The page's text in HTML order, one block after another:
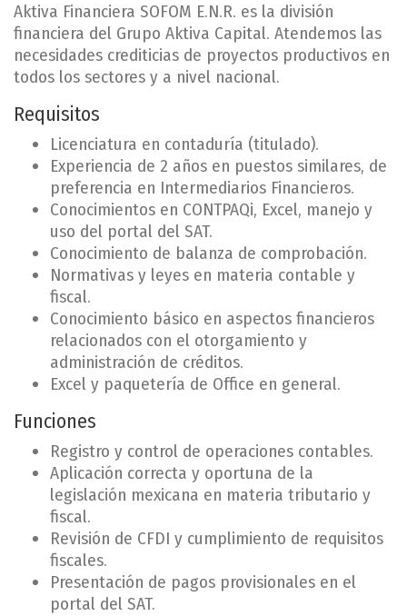
Aktiva Financiera SOFOM E.N.R. es la división
financiera del Grupo Aktiva Capital. Atendemos las
necesidades crediticias de proyectos productivos en
todos los sectores y a nivel nacional.
Requisitos
Licenciatura en contaduría (titulado).
Experiencia de 2 años en puestos similares, de
preferencia en Intermediarios Financieros.
Conocimientos en CONTPAQi, Excel, manejo y
uso del portal del SAT.
Conocimiento de balanza de comprobación.
Normativas y leyes en materia contable y
fiscal.
Conocimiento básico en aspectos financieros
relacionados con el otorgamiento y
administración de créditos.
Excel y paquetería de Office en general.
Funciones
Registro y control de operaciones contables.
Aplicación correcta y oportuna de la
legislación mexicana en materia tributario y
fiscal.
Revisión de CFDI y cumplimiento de requisitos
fiscales.
Presentación de pagos provisionales en el
portal del SAT.